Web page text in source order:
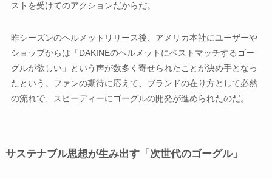
ストを受けてのアクションだからだ。
昨シーズンのヘルメットリリース後、アメリカ本社にユーザーや
ショップからは「DAKINEのヘルメットにベストマッチするゴー
グルが欲しい」という声が数多く寄せられたことが決め手となっ
たという。ファンの期待に応えて、ブランドの在り方として必然
の流れで、スピーディーにゴーグルの開発が進められたのだ。
サステナブル思想が生み出す「次世代のゴーグル」